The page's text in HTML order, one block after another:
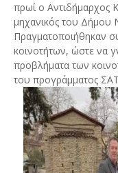
πρωί ο Αντιδήμαρχος
μηχανικός του Δήμου
Πραγματοποιήθηκαν
κοινοτήτων, ώστε να
προβλήματα των
του προγράμματος